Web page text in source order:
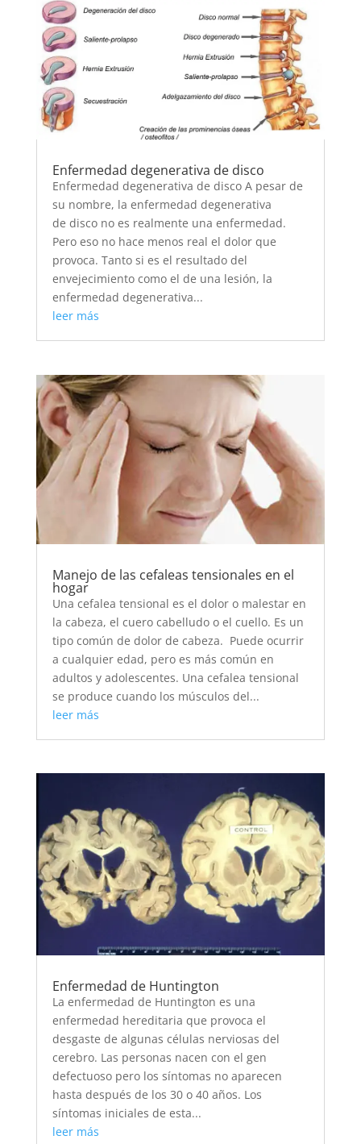
Enfermedad degenerativa de disco
Enfermedad degenerativa de disco A pesar de
su nombre, la enfermedad degenerativa
de disco no es realmente una enfermedad.
Pero eso no hace menos real el dolor que
provoca. Tanto si es el resultado del
envejecimiento como el de una lesión, la
enfermedad degenerativa...
leer más
Manejo de las cefaleas tensionales en el
hogar
Una cefalea tensional es el dolor o malestar en
la cabeza, el cuero cabelludo o el cuello. Es un
tipo común de dolor de cabeza. Puede ocurrir
a cualquier edad, pero es más común en
adultos y adolescentes. Una cefalea tensional
se produce cuando los músculos del...
leer más
Enfermedad de Huntington
La enfermedad de Huntington es una
enfermedad hereditaria que provoca el
desgaste de algunas células nerviosas del
cerebro. Las personas nacen con el gen
defectuoso pero los síntomas no aparecen
hasta después de los 30 o 40 años. Los
síntomas iniciales de esta...
leer más